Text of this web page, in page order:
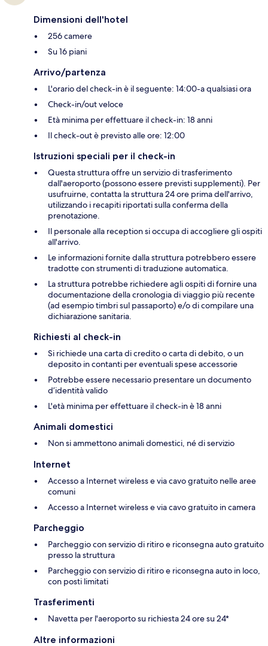
Dimensioni dell'hotel
256 camere
Su 16 piani
Arrivo/partenza
L'orario del check-in è il seguente: 14:00-a qualsiasi ora
Check-in/out veloce
Età minima per effettuare il check-in: 18 anni
Il check-out è previsto alle ore: 12:00
Istruzioni speciali per il check-in
Questa struttura offre un servizio di trasferimento
dall'aeroporto (possono essere previsti supplementi). Per
usufruirne, contatta la struttura 24 ore prima dell'arrivo,
utilizzando i recapiti riportati sulla conferma della
prenotazione.
Il personale alla reception si occupa di accogliere gli ospiti
all'arrivo.
Le informazioni fornite dalla struttura potrebbero essere
tradotte con strumenti di traduzione automatica.
La struttura potrebbe richiedere agli ospiti di fornire una
documentazione della cronologia di viaggio più recente
(ad esempio timbri sul passaporto) e/o di compilare una
dichiarazione sanitaria.
Richiesti al check-in
Si richiede una carta di credito o carta di debito, o un
deposito in contanti per eventuali spese accessorie
Potrebbe essere necessario presentare un documento
d’identità valido
L'età minima per effettuare il check-in è 18 anni
Animali domestici
Non si ammettono animali domestici, né di servizio
Internet
Accesso a Internet wireless e via cavo gratuito nelle aree
comuni
Accesso a Internet wireless e via cavo gratuito in camera
Parcheggio
Parcheggio con servizio di ritiro e riconsegna auto gratuito
presso la struttura
Parcheggio con servizio di ritiro e riconsegna auto in loco,
con posti limitati
Trasferimenti
Navetta per l'aeroporto su richiesta 24 ore su 24*
Altre informazioni